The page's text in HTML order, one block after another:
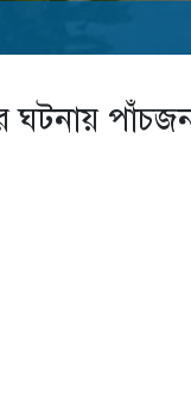
ঘটনায়